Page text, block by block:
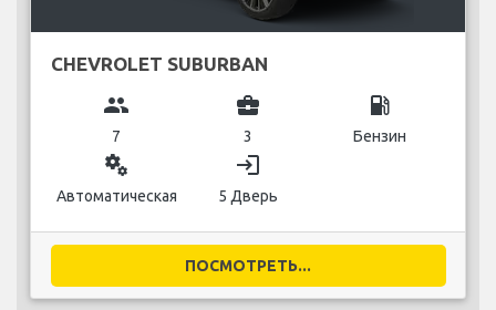
CHEVROLET SUBURBAN
group
7
business_center
3
local_gas_station
Бензин
miscellaneous_services
Автоматическая
login
5 Дверь
ПОСМОТРЕТЬ...